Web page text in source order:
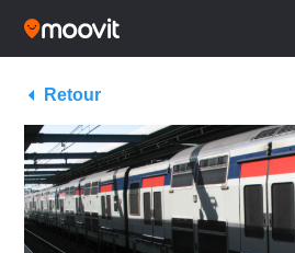
Retour